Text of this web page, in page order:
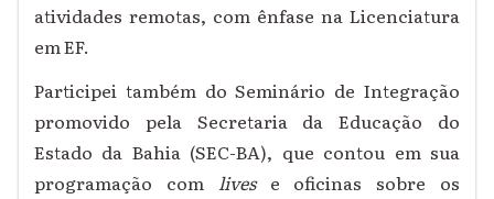
atividades remotas, com ênfase na Licenciatura
em EF.
Participei também do Seminário de Integração
promovido pela Secretaria da Educação do
Estado da Bahia (SEC-BA), que contou em sua
programação com livese oficinas sobre os